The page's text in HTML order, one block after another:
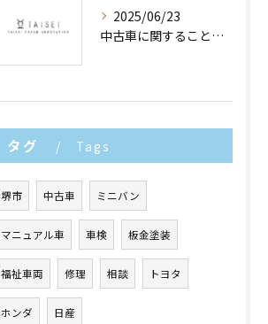
2025/06/23
中古車に関することなら大阪府、堺市の合同会社TAISEIへ！
タグ Tags
堺市 中古車 ミニバン
マニュアル車 車検 板金塗装
福祉車両 修理 相談 トヨタ
ホンダ 日産